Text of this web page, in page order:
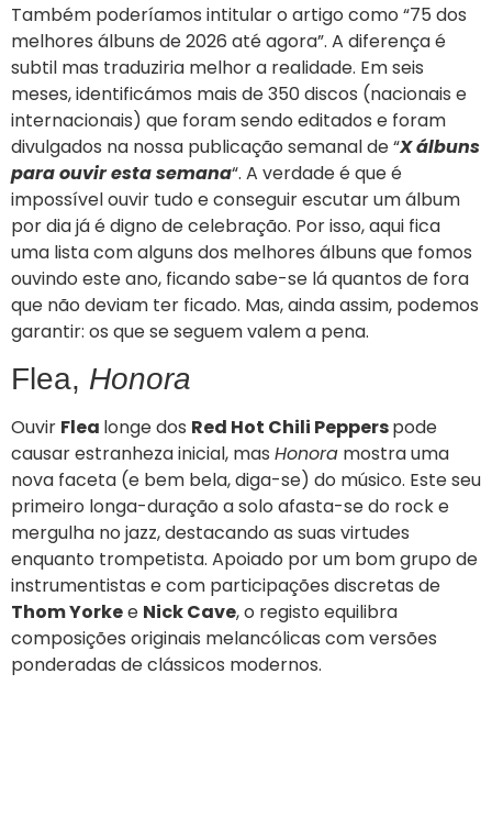
Também poderíamos intitular o artigo como “75 dos
melhores álbuns de 2026 até agora”. A diferença é
subtil mas traduziria melhor a realidade. Em seis
meses, identificámos mais de 350 discos (nacionais e
internacionais) que foram sendo editados e foram
divulgados na nossa publicação semanal de “X álbuns
para ouvir esta semana“. A verdade é que é
impossível ouvir tudo e conseguir escutar um álbum
por dia já é digno de celebração. Por isso, aqui fica
uma lista com alguns dos melhores álbuns que fomos
ouvindo este ano, ficando sabe-se lá quantos de fora
que não deviam ter ficado. Mas, ainda assim, podemos
garantir: os que se seguem valem a pena.
Flea, Honora
Ouvir Flea longe dos Red Hot Chili Pepperspode
causar estranheza inicial, mas Honora mostra uma
nova faceta (e bem bela, diga-se) do músico. Este seu
primeiro longa-duração a solo afasta-se do rock e
mergulha no jazz, destacando as suas virtudes
enquanto trompetista. Apoiado por um bom grupo de
instrumentistas e com participações discretas de
Thom Yorkee Nick Cave, o registo equilibra
composições originais melancólicas com versões
ponderadas de clássicos modernos.